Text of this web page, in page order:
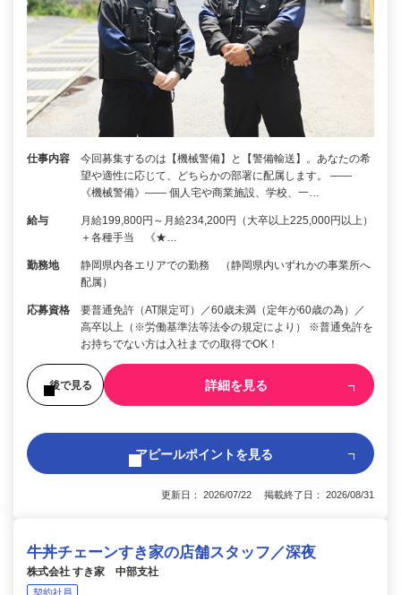
仕事内容
今回募集するのは【機械警備】と【警備輸送】。あなたの希
望や適性に応じて、どちらかの部署に配属します。 ――
《機械警備》―― 個人宅や商業施設、学校、一…
給与
月給199,800円～月給234,200円（大卒以上225,000円以上）
＋各種手当 《★…
勤務地
静岡県内各エリアでの勤務 （静岡県内いずれかの事業所へ
配属）
応募資格
要普通免許（AT限定可）／60歳未満（定年が60歳の為）／
高卒以上（※労働基準法等法令の規定により） ※普通免許を
お持ちでない方は入社までの取得でOK！
後で見る 詳細を見る
アピールポイントを見る
更新日： 2026/07/22 掲載終了日： 2026/08/31
牛丼チェーンすき家の店舗スタッフ／深夜
株式会社 すき家 中部支社
契約社員